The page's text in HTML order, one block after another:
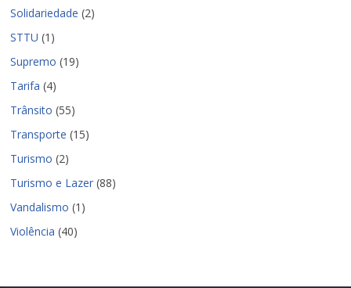
Solidariedade (2)
STTU (1)
Supremo (19)
Tarifa (4)
Trânsito (55)
Transporte (15)
Turismo (2)
Turismo e Lazer (88)
Vandalismo (1)
Violência (40)